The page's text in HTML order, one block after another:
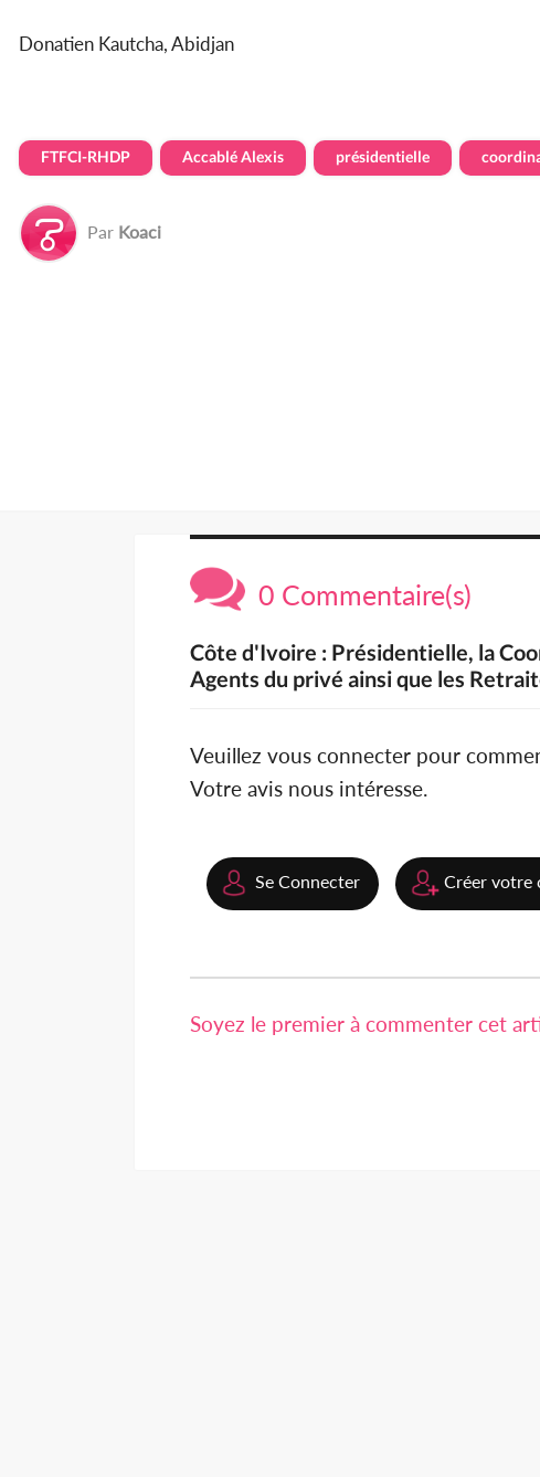
Donatien Kautcha, Abidjan
FTFCI-RHDP Accablé Alexis présidentielle
Par Koaci
0 Commentaire(s)
Côte d'Ivoire : Présidentielle, la
Agents du privé ainsi que les
Veuillez vous connecter pour
Votre avis nous intéresse.
Se Connecter Créer votre
Soyez le premier à commenter cet